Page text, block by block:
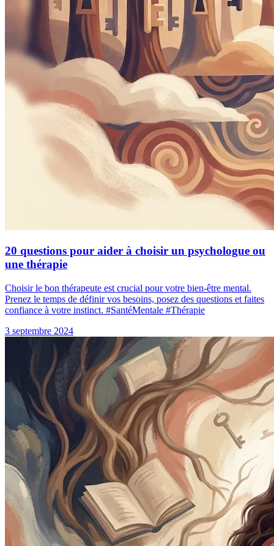
20 questions pour aider à choisir un psychologue ou
une thérapie
Choisir le bon thérapeute est crucial pour votre bien-être mental.
Prenez le temps de définir vos besoins, posez des questions et faites
confiance à votre instinct. #SantéMentale #Thérapie
3 septembre 2024